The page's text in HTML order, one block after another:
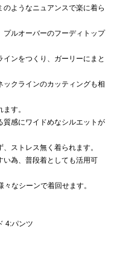
ようなニュアンスで楽に着ら
プルオーバーのフーディトップ
ンをつくり、ガーリーにまと
クラインのカッティングも相
す。
質感にワイドめなシルエットが
ストレス無く着られます。
い為、普段着としても活用可
なシーンで着回せます。
4:パンツ